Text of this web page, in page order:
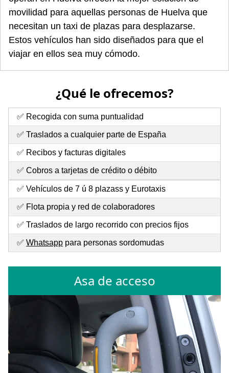
movilidad para aquellas personas de Huelva que
necesitan un taxi de plazas para desplazarse.
Estos vehículos han sido diseñados para que el
viajar en ellos sea muy cómodo.
¿Qué le ofrecemos?
✅ Recogida con suma puntualidad
✅ Traslados a cualquier parte de España
✅ Recibos y facturas digitales
✅ Cobros a tarjetas de crédito o débito
✅ Vehículos de 7 ú 8 plazass y Eurotaxis
✅ Flota propia y red de colaboradores
✅ Traslados de largo recorrido con precios fijos
✅ Whatsapp para personas sordomudas
Asa de acceso